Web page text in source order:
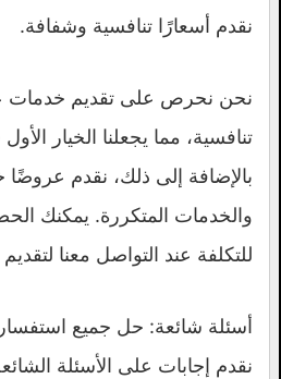
نقدم أسعارًا تنافسية وشفافة.
نحن نحرص على تقديم خدمات
تنافسية، مما يجعلنا الخيار
بالإضافة إلى ذلك، نقدم عروضًا
والخدمات المتكررة. يمكنك
للتكلفة عند التواصل معنا
أسئلة شائعة: حل جميع
نقدم إجابات على الأسئلة